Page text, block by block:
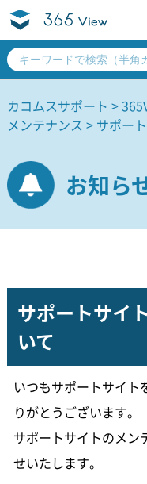
カコムスサポート
メンテナンス
サポー
お知ら
サポートサイ
いて
いつもサポートサイト
りがとうございます。
サポートサイトのメン
せいたします。